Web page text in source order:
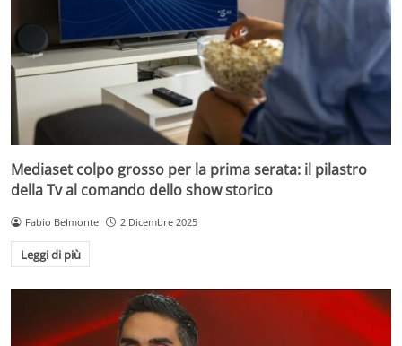
Mediaset colpo grosso per la prima serata: il pilastro
della Tv al comando dello show storico
Fabio Belmonte 2 Dicembre 2025
Leggi di più